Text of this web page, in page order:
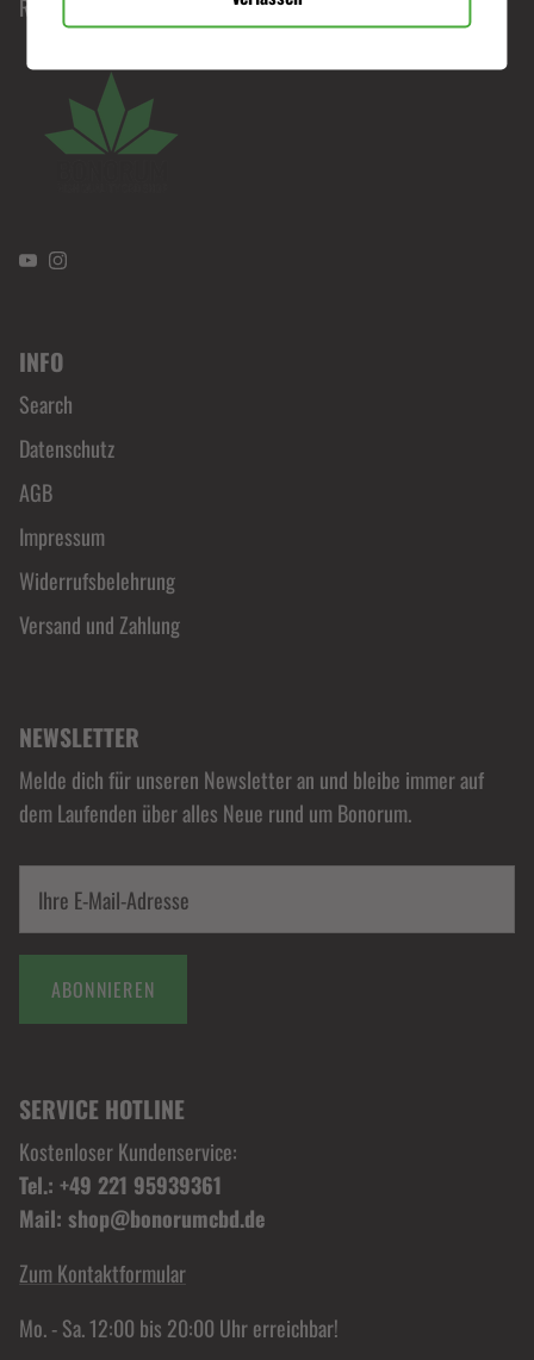
Reise durch unser exklusives Sortiment.
YouTubeInstagram
INFO
Search
Datenschutz
AGB
Impressum
Widerrufsbelehrung
Versand und Zahlung
NEWSLETTER
Melde dich für unseren Newsletter an und bleibe immer auf
dem Laufenden über alles Neue rund um Bonorum.
ABONNIEREN
SERVICE HOTLINE
Kostenloser Kundenservice:
Tel.: +49 221 95939361
Mail: shop@bonorumcbd.de
Zum Kontaktformular
Mo. - Sa. 12:00 bis 20:00 Uhr erreichbar!